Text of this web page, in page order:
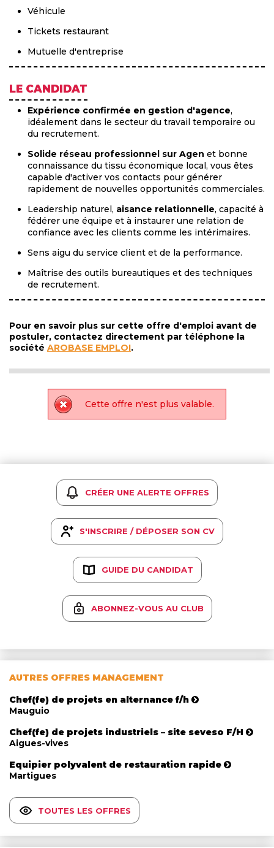
Véhicule
Tickets restaurant
Mutuelle d'entreprise
LE CANDIDAT
Expérience confirmée en gestion d'agence,
idéalement dans le secteur du travail temporaire ou
du recrutement.
Solide réseau professionnel sur Agen et bonne
connaissance du tissu économique local, vous êtes
capable d'activer vos contacts pour générer
rapidement de nouvelles opportunités commerciales.
Leadership naturel, aisance relationnelle, capacité à
fédérer une équipe et à instaurer une relation de
confiance avec les clients comme les intérimaires.
Sens aigu du service client et de la performance.
Maîtrise des outils bureautiques et des techniques
de recrutement.
Pour en savoir plus sur cette offre d'emploi avant de
postuler, contactez directement par téléphone la
société AROBASE EMPLOI.
Cette offre n'est plus valable.
CRÉER UNE ALERTE OFFRES
S'INSCRIRE / DÉPOSER SON CV
GUIDE DU CANDIDAT
ABONNEZ-VOUS AU CLUB
AUTRES OFFRES MANAGEMENT
Chef(fe) de projets en alternance f/h
Mauguio
Chef(fe) de projets industriels – site seveso F/H
Aigues-vives
Equipier polyvalent de restauration rapide
Martigues
TOUTES LES OFFRES